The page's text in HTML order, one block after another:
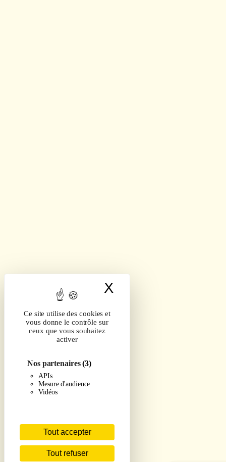
Ce site utilise des cookies et
vous donne le contrôle sur
ceux que vous souhaitez
activer
Nos partenaires(3)
APIs
Mesure d'audience
Vidéos
Tout accepter
Tout refuser
X